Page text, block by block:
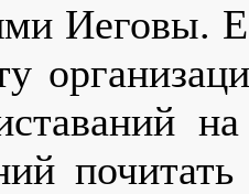
Иеговы.